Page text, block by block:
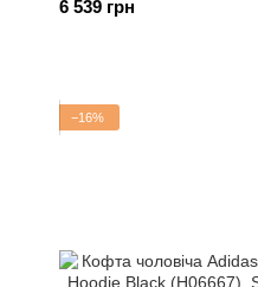
6 539 грн
−16%